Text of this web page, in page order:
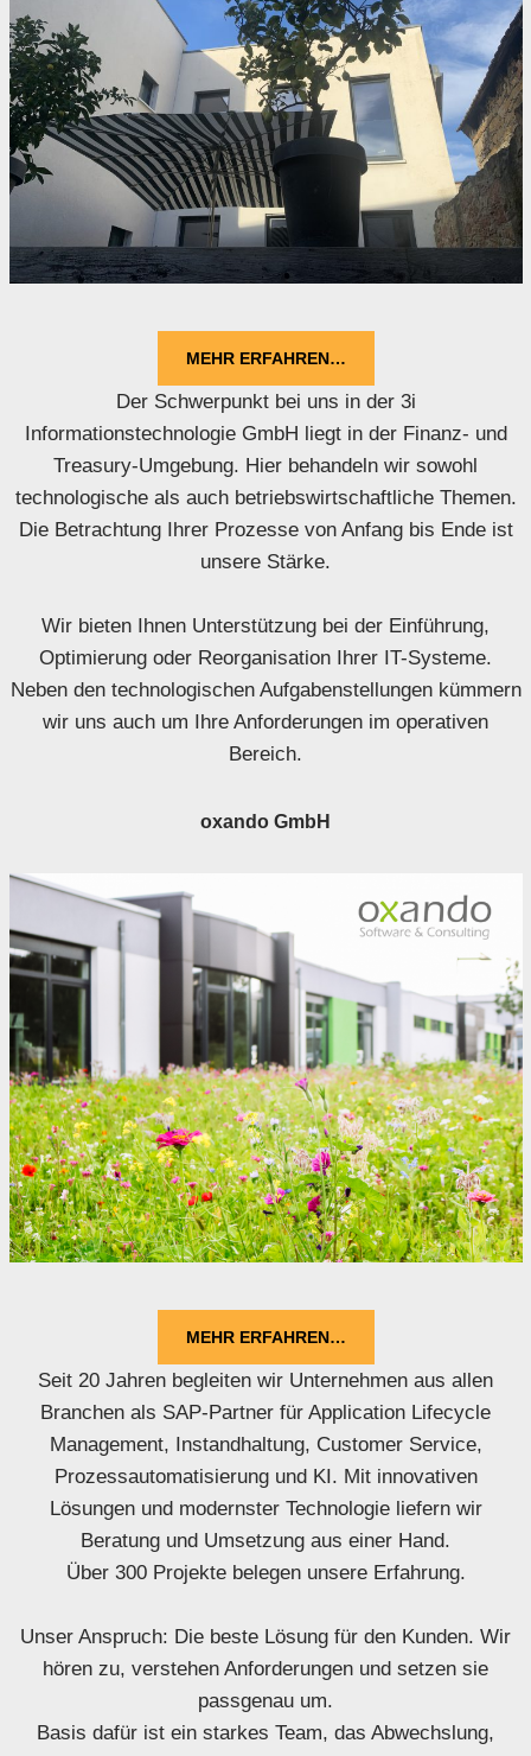
MEHR ERFAHREN…
Der Schwerpunkt bei uns in der 3i
Informationstechnologie GmbH liegt in der Finanz- und
Treasury-Umgebung. Hier behandeln wir sowohl
technologische als auch betriebswirtschaftliche Themen.
Die Betrachtung Ihrer Prozesse von Anfang bis Ende ist
unsere Stärke.
Wir bieten Ihnen Unterstützung bei der Einführung,
Optimierung oder Reorganisation Ihrer IT-Systeme.
Neben den technologischen Aufgabenstellungen kümmern
wir uns auch um Ihre Anforderungen im operativen
Bereich.
oxando GmbH
MEHR ERFAHREN…
Seit 20 Jahren begleiten wir Unternehmen aus allen
Branchen als SAP-Partner für Application Lifecycle
Management, Instandhaltung, Customer Service,
Prozessautomatisierung und KI. Mit innovativen
Lösungen und modernster Technologie liefern wir
Beratung und Umsetzung aus einer Hand.
Über 300 Projekte belegen unsere Erfahrung.
Unser Anspruch: Die beste Lösung für den Kunden. Wir
hören zu, verstehen Anforderungen und setzen sie
passgenau um.
Basis dafür ist ein starkes Team, das Abwechslung,